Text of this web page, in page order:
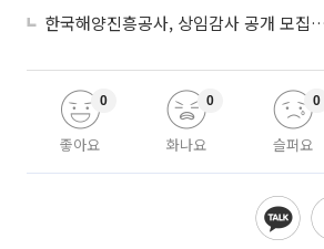
좋아요
0
화나요
0
슬퍼요
0